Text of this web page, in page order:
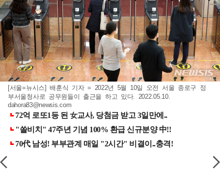
[서울=뉴시스] 배훈식 기자 = 2022년 5월 10일 오전 서울 종로구 정
부서울청사로 공무원들이 출근을 하고 있다. 2022.05.10.
dahora83@newsis.com